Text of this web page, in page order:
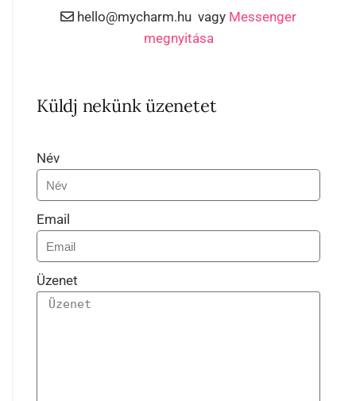
hello@mycharm.hu vagy Messenger
megnyitása
Küldj nekünk üzenetet
Név
Email
Üzenet